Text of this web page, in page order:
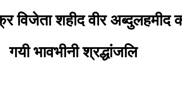
विजेता शहीद वीर अब्दुलहमीद
गयी भावभीनी श्रद्धांजलि